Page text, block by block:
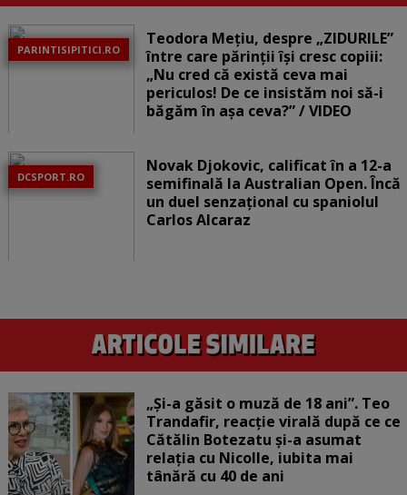
PARINTISIPITICI.RO
Teodora Mețiu, despre „ZIDURILE”
între care părinții își cresc copiii:
„Nu cred că există ceva mai
periculos! De ce insistăm noi să-i
băgăm în așa ceva?” / VIDEO
DCSPORT.RO
Novak Djokovic, calificat în a 12-a
semifinală la Australian Open. Încă
un duel senzațional cu spaniolul
Carlos Alcaraz
„Și-a găsit o muză de 18 ani”. Teo
Trandafir, reacție virală după ce ce
Cătălin Botezatu și-a asumat
relația cu Nicolle, iubita mai
tânără cu 40 de ani